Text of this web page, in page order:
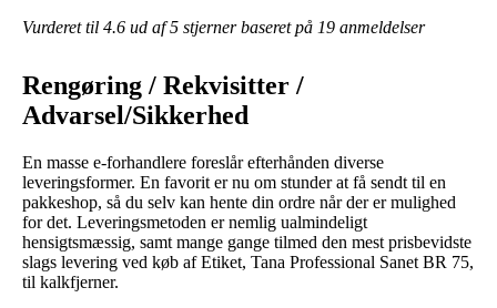
Vurderet til 4.6 ud af 5 stjerner baseret på 19 anmeldelser
Rengøring / Rekvisitter /
Advarsel/Sikkerhed
En masse e-forhandlere foreslår efterhånden diverse
leveringsformer. En favorit er nu om stunder at få sendt til en
pakkeshop, så du selv kan hente din ordre når der er mulighed
for det. Leveringsmetoden er nemlig ualmindeligt
hensigtsmæssig, samt mange gange tilmed den mest prisbevidste
slags levering ved køb af Etiket, Tana Professional Sanet BR 75,
til kalkfjerner.